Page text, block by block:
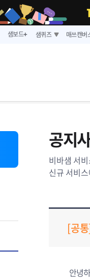
샘보드➕ 샘퀴즈 매쓰캔버
공지
비바샘 서
신규 서비
[공
안녕